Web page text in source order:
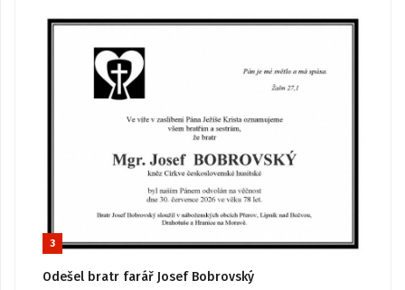
3
Odešel bratr farář Josef Bobrovský